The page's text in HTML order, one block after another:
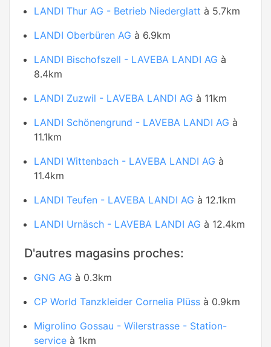
LANDI Thur AG - Betrieb Niederglatt à 5.7km
LANDI Oberbüren AG à 6.9km
LANDI Bischofszell - LAVEBA LANDI AG à
8.4km
LANDI Zuzwil - LAVEBA LANDI AG à 11km
LANDI Schönengrund - LAVEBA LANDI AG à
11.1km
LANDI Wittenbach - LAVEBA LANDI AG à
11.4km
LANDI Teufen - LAVEBA LANDI AG à 12.1km
LANDI Urnäsch - LAVEBA LANDI AG à 12.4km
D'autres magasins proches:
GNG AG à 0.3km
CP World Tanzkleider Cornelia Plüss à 0.9km
Migrolino Gossau - Wilerstrasse - Station-
service à 1km